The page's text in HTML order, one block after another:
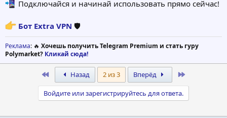
Подключайся и начинай использовать прямо сейчас!
Бот Extra VPN 🛡
Реклама: 🔥 Хочешь получить Telegram Premium и стать гуру
Polymarket? Кликай сюда!
Назад 2 из 3 Вперёд
Войдите или зарегистрируйтесь для ответа.